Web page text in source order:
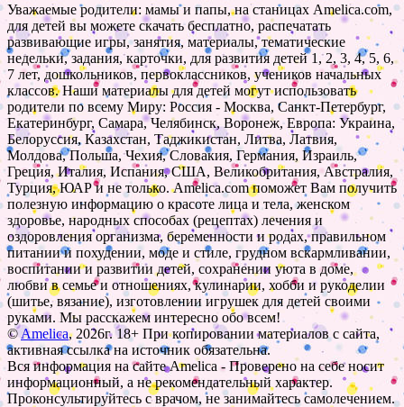
Уважаемые родители: мамы и папы, на станицах Amelica.com,
для детей вы можете скачать бесплатно, распечатать
развивающие игры, занятия, материалы, тематические
недельки, задания, карточки, для развития детей 1, 2, 3, 4, 5, 6,
7 лет, дошкольников, первоклассников, учеников начальных
классов. Наши материалы для детей могут использовать
родители по всему Миру: Россия - Москва, Санкт-Петербург,
Екатеринбург, Самара, Челябинск, Воронеж, Европа: Украина,
Белоруссия, Казахстан, Таджикистан, Литва, Латвия,
Молдова, Польша, Чехия, Словакия, Германия, Израиль,
Греция, Италия, Испания, США, Великобритания, Австралия,
Турция, ЮАР и не только. Amelica.com поможет Вам получить
полезную информацию о красоте лица и тела, женском
здоровье, народных способах (рецептах) лечения и
оздоровления организма, беременности и родах, правильном
питании и похудении, моде и стиле, грудном вскармливании,
воспитании и развитии детей, сохранении уюта в доме,
любви в семье и отношениях, кулинарии, хобби и рукоделии
(шитье, вязание), изготовлении игрушек для детей своими
руками. Мы расскажем интересно обо всем!
©Amelica, 2026г. 18+ При копировании материалов с сайта,
активная ссылка на источник обязательна.
Вся информация на сайте Amelica - Проверено на себе носит
информационный, а не рекомендательный характер.
Проконсультируйтесь с врачом, не занимайтесь самолечением.